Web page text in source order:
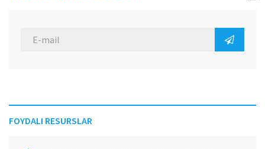
FOYDALI RESURSLAR